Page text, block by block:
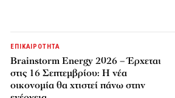
ΕΠΙΚΑΙΡΟΤΗΤΑ
Brainstorm Energy 2026 – Έρχεται
στις 16 Σεπτεμβρίου: Η νέα
οικονομία θα χτιστεί πάνω στην